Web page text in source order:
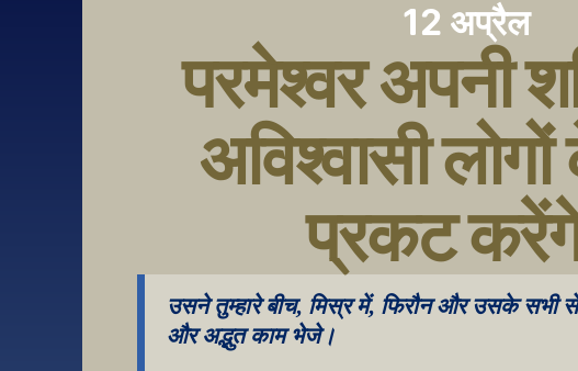
12 अप्रैल
परमेश्वर अपनी
अविश्वासी
प्रकट
उसने तुम्हारे बीच, मिस्र में, फिरौन और उसके सभी
और अद्भुत काम भेजे।